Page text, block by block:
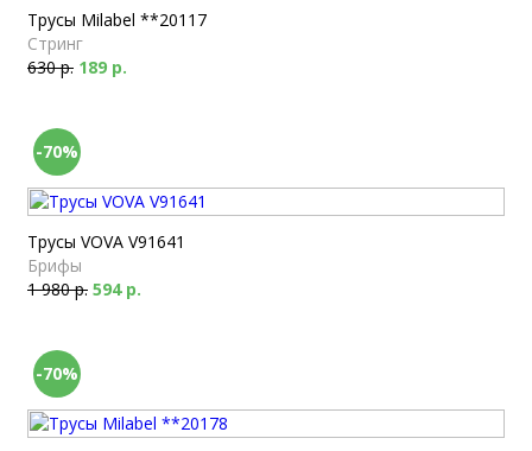
Трусы Milabel **20117
Стринг
630 р. 189 р.
-70%
Трусы VOVA V91641
Брифы
1 980 р. 594 р.
-70%